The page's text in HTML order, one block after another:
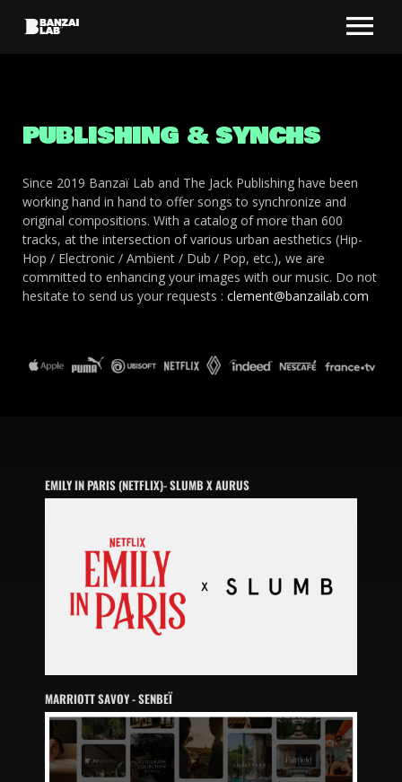
PUBLISHING & SYNCHS
Since 2019 Banzaï Lab and The Jack Publishing have been
working hand in hand to offer songs to synchronize and
original compositions. With a catalog of more than 600
tracks, at the intersection of various urban aesthetics (Hip-
Hop / Electronic / Ambient / Dub / Pop, etc.), we are
committed to enhancing your images with our music. Do not
hesitate to send us your requests : clement@banzailab.com
EMILY IN PARIS (NETFLIX)- SLUMB X AURUS
MARRIOTT SAVOY - SENBEÏ